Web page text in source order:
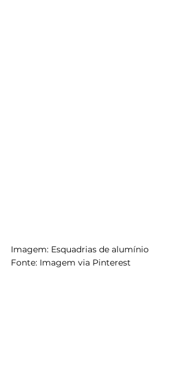
Imagem: Esquadrias de alumínio
Fonte: Imagem via Pinterest